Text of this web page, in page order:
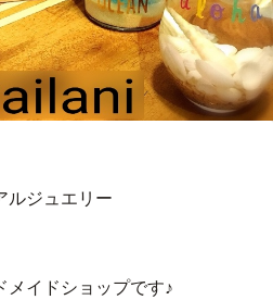
ルジュエリー
メイドショップです♪